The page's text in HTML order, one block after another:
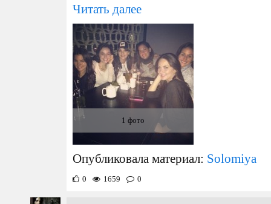
Читать далее
1 фото
Опубликовала материал: Solomiya
0 1659 0